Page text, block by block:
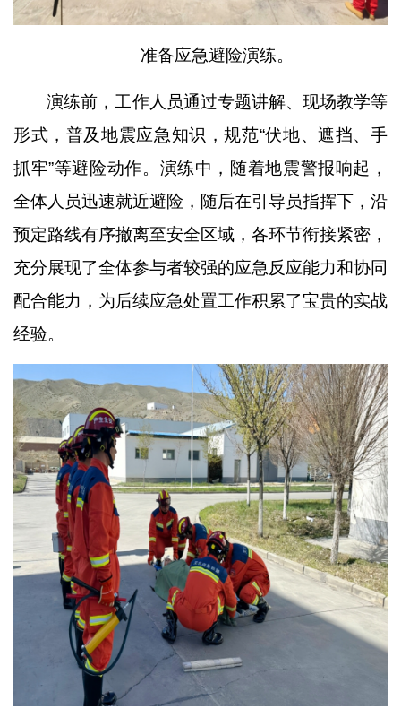
准备应急避险演练。
演练前，工作人员通过专题讲解、现场教学等
形式，普及地震应急知识，规范“伏地、遮挡、手
抓牢”等避险动作。演练中，随着地震警报响起，
全体人员迅速就近避险，随后在引导员指挥下，沿
预定路线有序撤离至安全区域，各环节衔接紧密，
充分展现了全体参与者较强的应急反应能力和协同
配合能力，为后续应急处置工作积累了宝贵的实战
经验。